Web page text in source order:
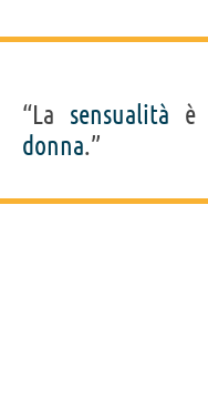
“La sensualità è
donna.”